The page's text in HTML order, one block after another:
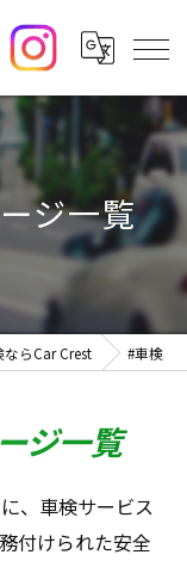
ジ一覧
らCar Crest #車検
ジ一覧
、車検サービス
付けられた安全